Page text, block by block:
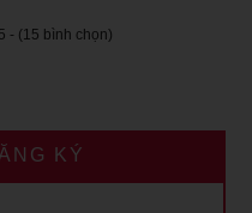
- (15 bình chọn)
KÝ